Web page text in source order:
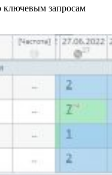
ключевым запросам